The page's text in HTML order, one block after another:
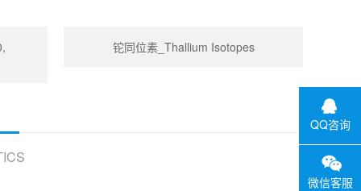
铊同位素_Thallium Isotopes
QQ咨询
微信客服